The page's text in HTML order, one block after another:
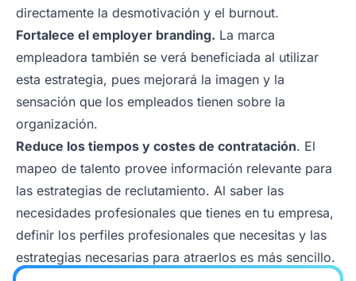
directamente la desmotivación y el burnout.
Fortalece el employer branding. La marca
empleadora también se verá beneficiada al utilizar
esta estrategia, pues mejorará la imagen y la
sensación que los empleados tienen sobre la
organización.
Reduce los tiempos y costes de contratación. El
mapeo de talento provee información relevante para
las estrategias de reclutamiento. Al saber las
necesidades profesionales que tienes en tu empresa,
definir los perfiles profesionales que necesitas y las
estrategias necesarias para atraerlos es más sencillo.